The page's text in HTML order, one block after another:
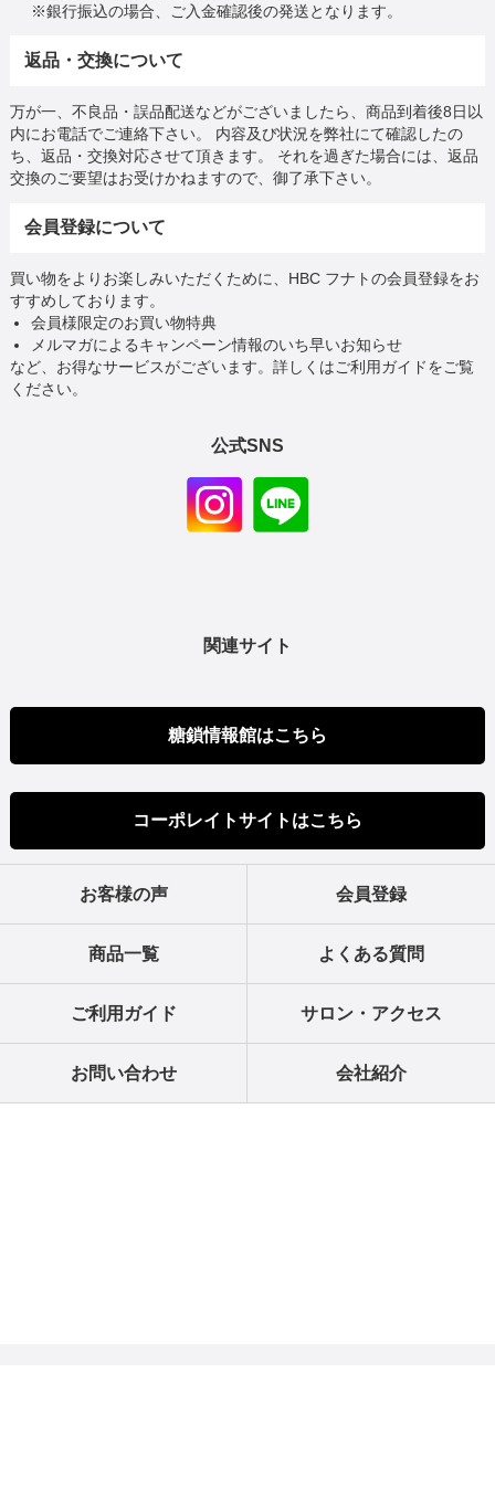
※銀行振込の場合、ご入金確認後の発送となります。
返品・交換について
万が一、不良品・誤品配送などがございましたら、商品到着後8日以
内にお電話でご連絡下さい。 内容及び状況を弊社にて確認したの
ち、返品・交換対応させて頂きます。 それを過ぎた場合には、返品
交換のご要望はお受けかねますので、御了承下さい。
会員登録について
買い物をよりお楽しみいただくために、HBC フナトの会員登録をお
すすめしております。
会員様限定のお買い物特典
メルマガによるキャンペーン情報のいち早いお知らせ
など、お得なサービスがございます。詳しくはご利用ガイドをご覧
ください。
公式SNS
関連サイト
糖鎖情報館はこちら
コーポレイトサイトはこちら
お客様の声 会員登録
商品一覧 よくある質問
ご利用ガイド サロン・アクセス
お問い合わせ 会社紹介